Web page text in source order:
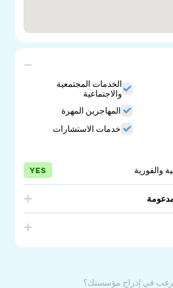
الخدمات المجتمعية
والاجتماعية
المهاجرين المهرة
خدمات الاستشارات
والفورية YES
في إدراج مؤسستك؟